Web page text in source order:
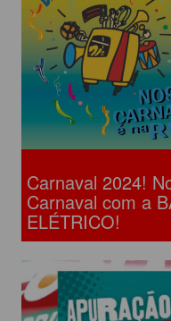
Carnaval 2024!
Carnaval com a
ELÉTRICO!